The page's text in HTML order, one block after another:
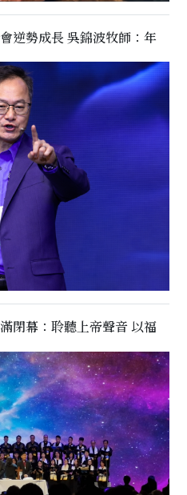
逆勢成長 吳錦波牧師：年
閉幕：聆聽上帝聲音 以福